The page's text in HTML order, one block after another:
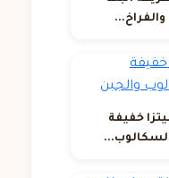
والفراخ...
خفيفة